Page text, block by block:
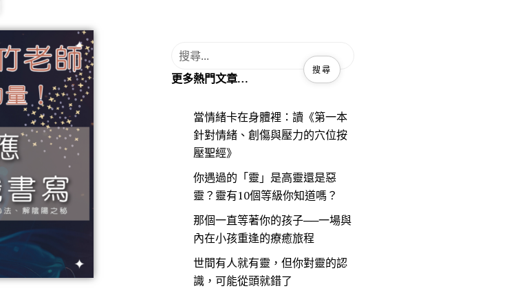
更多熱門文章…
當情緒卡在身體裡：讀《第一本
針對情緒、創傷與壓力的穴位按
壓聖經》
你遇過的「靈」是高靈還是惡
靈？靈有10個等級你知道嗎？
那個一直等著你的孩子──一場與
內在小孩重逢的療癒旅程
世間有人就有靈，但你對靈的認
識，可能從頭就錯了